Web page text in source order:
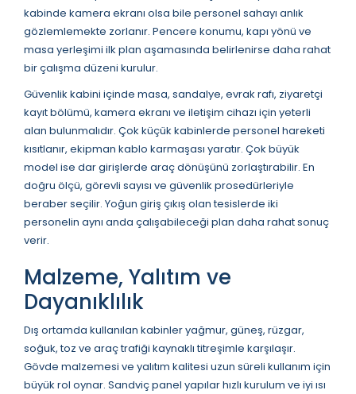
kabinde kamera ekranı olsa bile personel sahayı anlık
gözlemlemekte zorlanır. Pencere konumu, kapı yönü ve
masa yerleşimi ilk plan aşamasında belirlenirse daha rahat
bir çalışma düzeni kurulur.
Güvenlik kabini içinde masa, sandalye, evrak rafı, ziyaretçi
kayıt bölümü, kamera ekranı ve iletişim cihazı için yeterli
alan bulunmalıdır. Çok küçük kabinlerde personel hareketi
kısıtlanır, ekipman kablo karmaşası yaratır. Çok büyük
model ise dar girişlerde araç dönüşünü zorlaştırabilir. En
doğru ölçü, görevli sayısı ve güvenlik prosedürleriyle
beraber seçilir. Yoğun giriş çıkış olan tesislerde iki
personelin aynı anda çalışabileceği plan daha rahat sonuç
verir.
Malzeme, Yalıtım ve
Dayanıklılık
Dış ortamda kullanılan kabinler yağmur, güneş, rüzgar,
soğuk, toz ve araç trafiği kaynaklı titreşimle karşılaşır.
Gövde malzemesi ve yalıtım kalitesi uzun süreli kullanım için
büyük rol oynar. Sandviç panel yapılar hızlı kurulum ve iyi ısı